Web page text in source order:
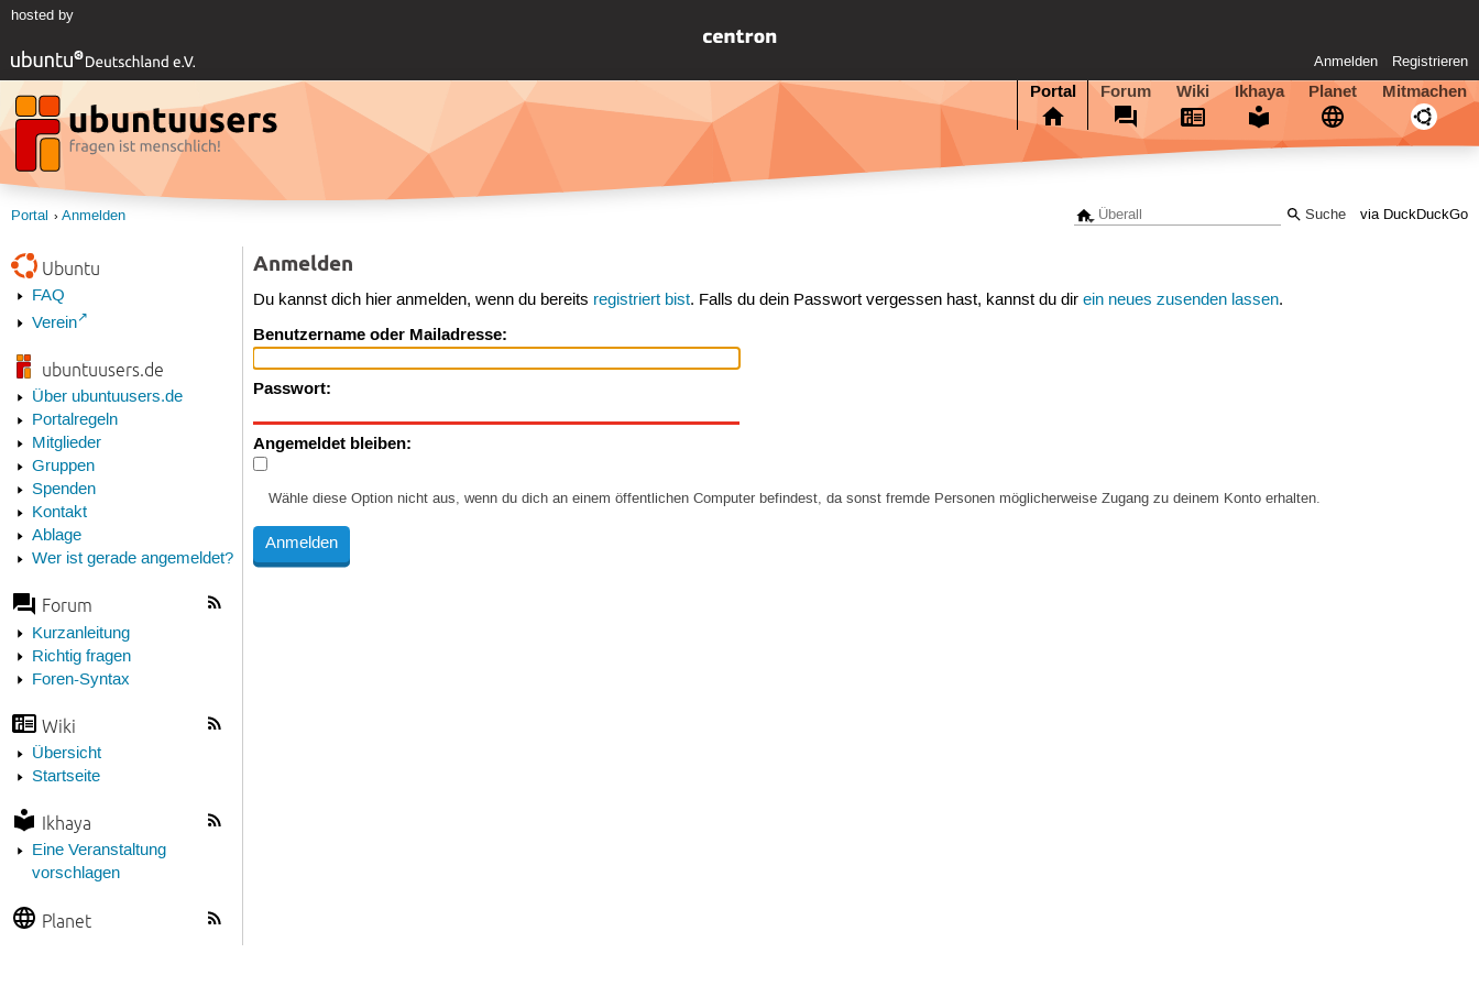
hosted by
Anmelden Registrieren
Portal Forum Wiki Ikhaya Planet Mitmachen
via DuckDuckGo
Portal Anmelden
Ubuntu
FAQ
Verein
ubuntuusers.de
Über ubuntuusers.de
Portalregeln
Mitglieder
Gruppen
Spenden
Kontakt
Ablage
Wer ist gerade angemeldet?
Forum
Kurzanleitung
Richtig fragen
Foren-Syntax
Wiki
Übersicht
Startseite
Ikhaya
Eine Veranstaltung
vorschlagen
Planet
Anmelden
Du kannst dich hier anmelden, wenn du bereits registriert bist. Falls du dein Passwort vergessen hast, kannst du direin neues zusenden lassen.
Benutzername oder Mailadresse:
Passwort:
Angemeldet bleiben:
Wähle diese Option nicht aus, wenn du dich an einem öffentlichen Computer befindest, da sonst fremde Personen möglicherweise Zugang zu deinem Konto erhalten.